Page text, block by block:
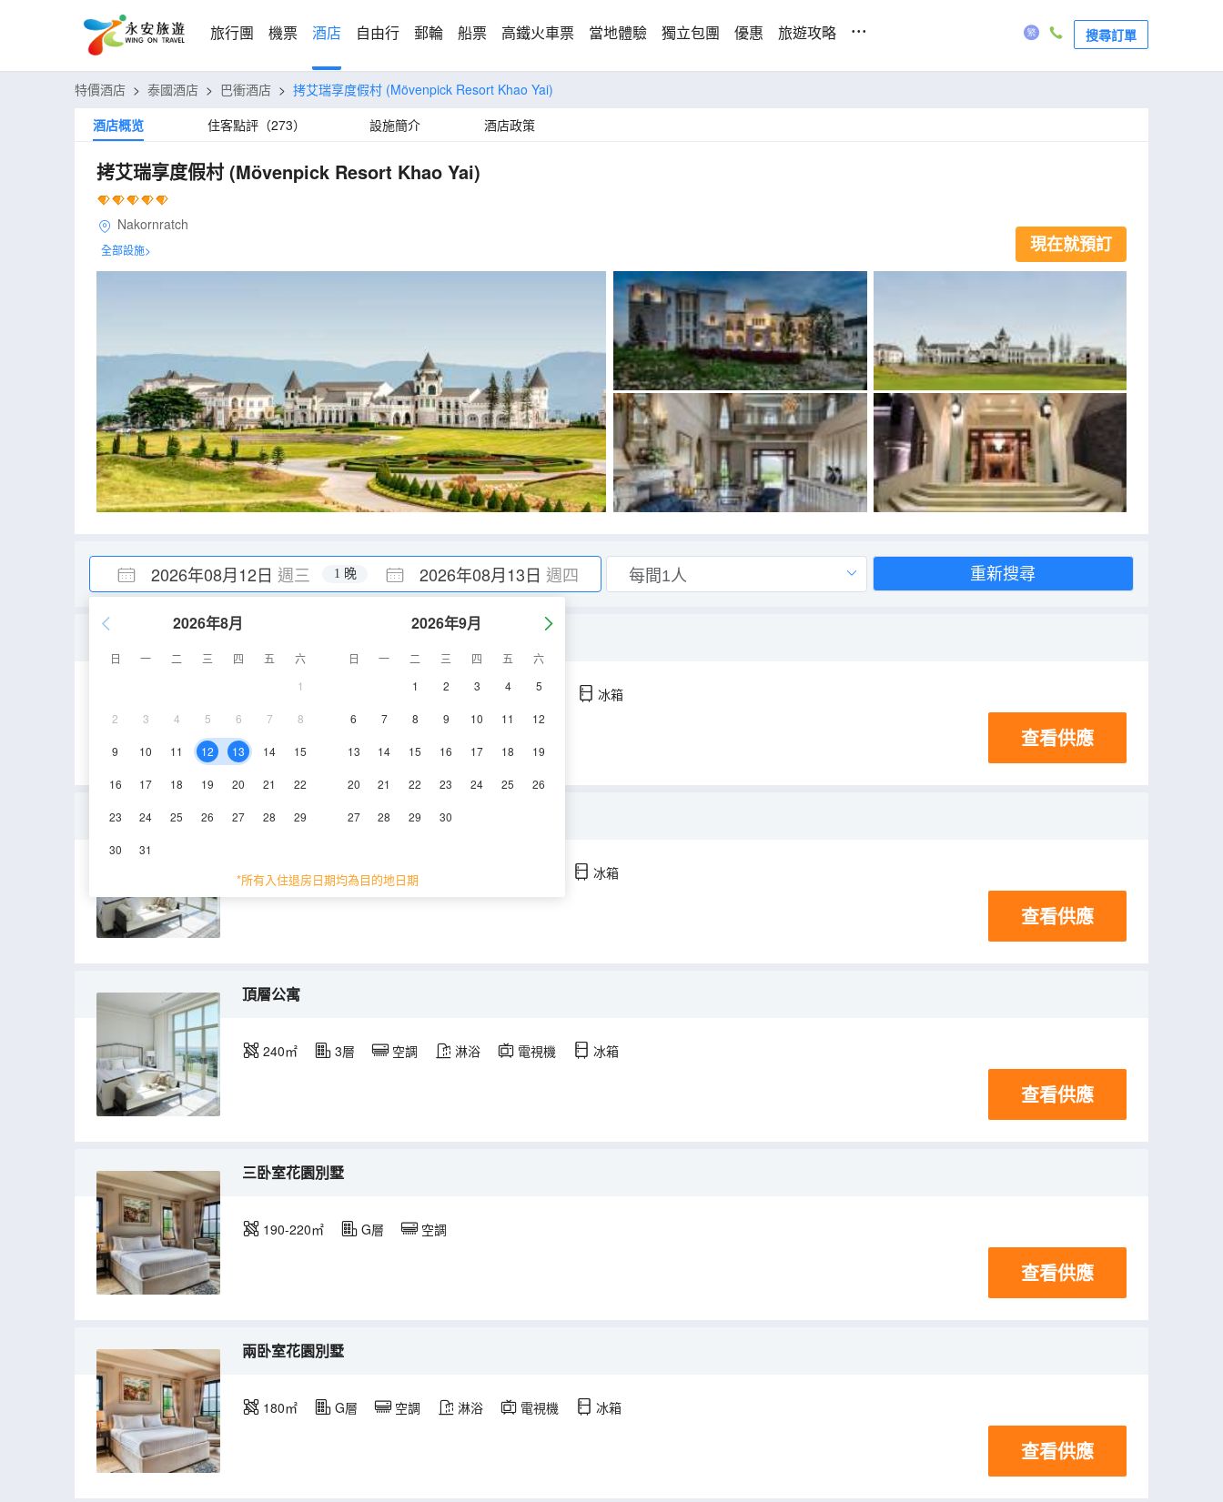
旅行團 機票 酒店 自由行 郵輪 船票 高鐵火車票 當地體驗 獨立包團 優惠 旅遊攻略 ... 搜尋訂單
特價酒店 > 泰國酒店 > 巴衝酒店 > 拷艾瑞享度假村 (Mövenpick Resort Khao Yai)
酒店概览
住客點評（273） 設施簡介 酒店政策
拷艾瑞享度假村(Mövenpick Resort Khao Yai)
Nakornratch
全部設施> 現在就預訂
2026年08月12日 週三 2026年08月13日 週四
1 晚
2026年8月
日 一 二 三 四 五
六
1
2 3 4 5 6 7 8
9 10 11 12 13 14 15
16 17 18 19 20 21 22
23 24 25 26 27 28 29
30 31
2026年9月
日 一 二 三 四 五
六
1
2 3 4 5
6 7 8 9 10 11 12
13 14 15 16 17 18 19
20 21 22 23 24 25 26
27 28 29 30
*所有入住退房日期均為目的地日期
重新搜尋
空調 淋浴 電視機 冰箱
查看供應
皇家頂層公寓
316㎡ 3層 空調 冰箱
查看供應
頂層公寓
240㎡ 3層 空調 淋浴 電視機 冰箱
查看供應
三卧室花園別墅
190-220㎡ G層 空調
查看供應
兩卧室花園別墅
180㎡ G層 空調 淋浴 電視機 冰箱
查看供應